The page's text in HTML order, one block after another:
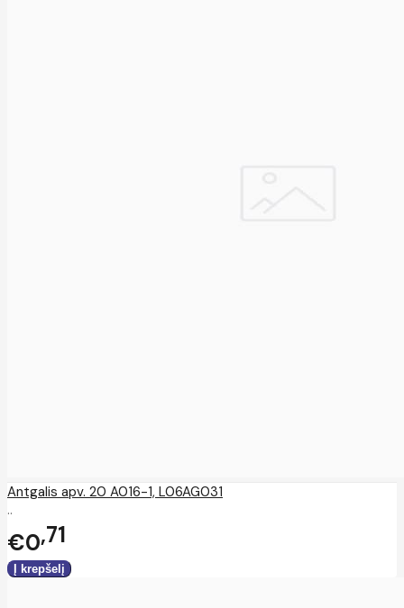
Antgalis apv. 20 A016-1, L06AG031
..
€0 71